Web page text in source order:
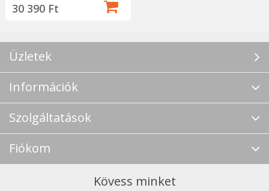
30 390 Ft
Üzletek
Információk
Szolgáltatások
Fiókom
Kövess minket